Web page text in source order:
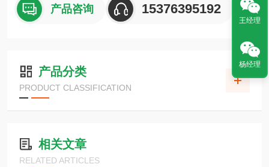
产品咨询 15376395192
产品分类
PRODUCT CLASSIFICATION
相关文章
RELATED ARTICLES
王经理
杨经理